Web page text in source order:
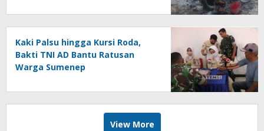
Kaki Palsu hingga Kursi Roda,
Bakti TNI AD Bantu Ratusan
Warga Sumenep
View More